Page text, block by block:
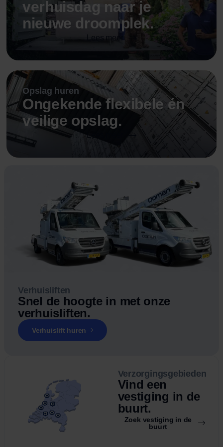
verhuisdag naar je
nieuwe droomplek.
Lees meer
Opslag huren
Ongekende flexibele én
veilige opslag.
Lees meer
Verhuisliften
Snel de hoogte in met onze
verhuisliften.
Verhuislift huren
Verzorgingsgebieden
Vind een
vestiging in de
buurt.
Zoek vestiging in de
buurt